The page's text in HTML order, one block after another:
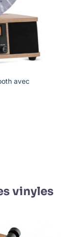
avec
vinyles